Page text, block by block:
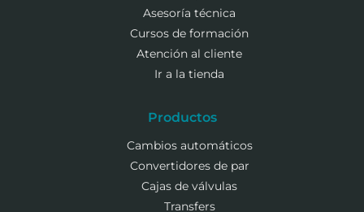
Asesoría técnica
Cursos de formación
Atención al cliente
Ir a la tienda
Productos
Cambios automáticos
Convertidores de par
Cajas de válvulas
Transfers